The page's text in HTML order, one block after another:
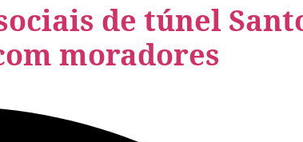
de túnel
moradores